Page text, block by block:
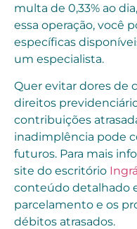
multa de 0,33% ao
essa operação, você
específicas
um especialista.
Quer evitar dores de
direitos
contribuições
inadimplência pode
futuros. Para mais
site do escritório
conteúdo detalhado
parcelamento e os
débitos atrasados.